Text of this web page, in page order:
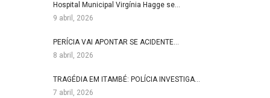
Hospital Municipal Virgínia Hagge se…
9 abril, 2026
PERÍCIA VAI APONTAR SE ACIDENTE…
8 abril, 2026
TRAGÉDIA EM ITAMBÉ: POLÍCIA INVESTIGA…
7 abril, 2026